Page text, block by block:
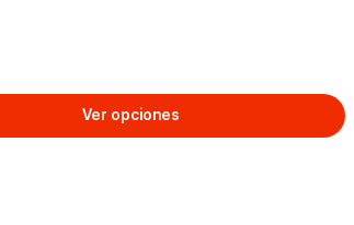
Ver opciones